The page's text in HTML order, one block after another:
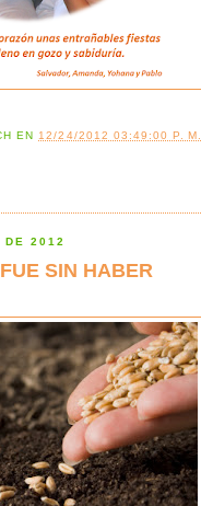
EN12/24/2012 03:49:00 P. M.
DE 2012
SIN HABER